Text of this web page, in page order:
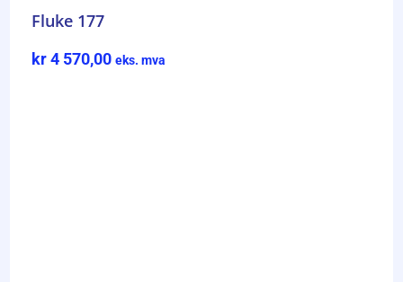
Fluke 177
kr4 570,00 eks. mva